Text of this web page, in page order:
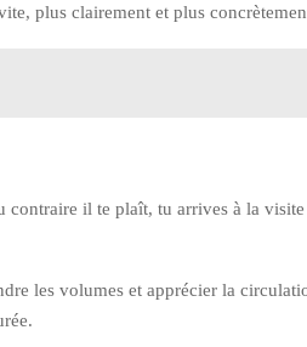
plus clairement et plus
contraire il te plaît, tu arrives à la
les volumes et apprécier la